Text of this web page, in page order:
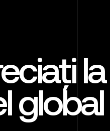
la
global